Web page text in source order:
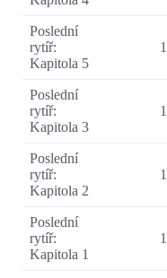
Poslední
rytíř:
Kapitola 5
1
Poslední
rytíř:
Kapitola 3
1
Poslední
rytíř:
Kapitola 2
1
Poslední
rytíř:
Kapitola 1
1